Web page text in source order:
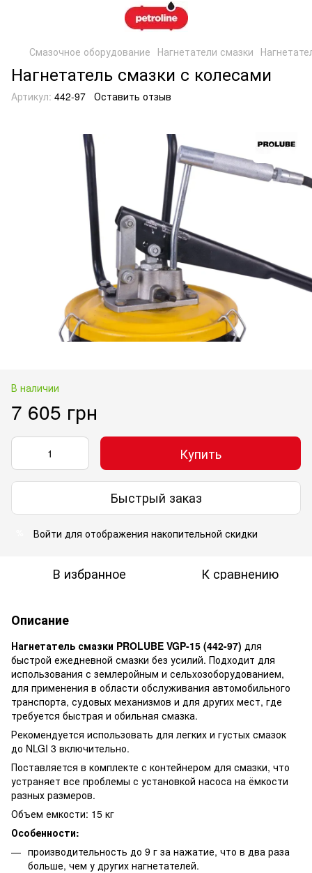
Смазочное оборудование Нагнетатели смазки
Нагнетатель смазки с колесами
Артикул: 442-97 Оставить отзыв
В наличии
7 605 грн
Купить
Быстрый заказ
Войти для отображения накопительной скидки
В избранное К сравнению
Описание
Нагнетатель смазки PROLUBE VGP-15 (442-97) для
быстрой ежедневной смазки без усилий. Подходит для
использования с землеройным и сельхозоборудованием,
для применения в области обслуживания автомобильного
транспорта, судовых механизмов и для других мест, где
требуется быстрая и обильная смазка.
Рекомендуется использовать для легких и густых смазок
до NLGI 3 включительно.
Поставляется в комплекте с контейнером для смазки, что
устраняет все проблемы с установкой насоса на ёмкости
разных размеров.
Объем емкости: 15 кг
Особенности:
производительность до 9 г за нажатие, что в два раза
больше, чем у других нагнетателей.